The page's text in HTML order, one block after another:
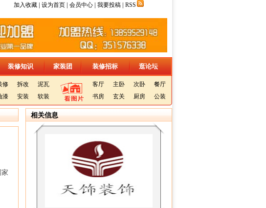
加入收藏 | 设为首页 | 会员中心 | 我要投稿 | RSS
装修知识 家装团 装修招标 逛论坛
修 拆改
泥瓦
漆 安装 软装
客厅 主卧 次卧
餐厅
书房
玄关 厨房 公装
相关信息